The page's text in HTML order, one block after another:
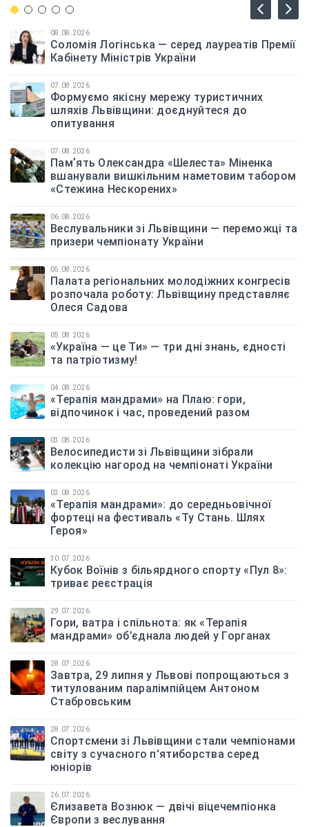
08.08.2026
Соломія Логінська — серед лауреатів Премії
Кабінету Міністрів України
07.08.2026
Формуємо якісну мережу туристичних
шляхів Львівщини: доєднуйтеся до
опитування
07.08.2026
Памʼять Олександра «Шелеста» Міненка
вшанували вишкільним наметовим табором
«Стежина Нескорених»
06.08.2026
Веслувальники зі Львівщини — переможці та
призери чемпіонату України
05.08.2026
Палата регіональних молодіжних конгресів
розпочала роботу: Львівщину представляє
Олеся Садова
05.08.2026
«Україна — це Ти» — три дні знань, єдності
та патріотизму!
04.08.2026
«Терапія мандрами» на Плаю: гори,
відпочинок і час, проведений разом
03.08.2026
Велосипедисти зі Львівщини зібрали
колекцію нагород на чемпіонаті України
03.08.2026
«Терапія мандрами»: до середньовічної
фортеці на фестиваль «Ту Стань. Шлях
Героя»
30.07.2026
Кубок Воїнів з більярдного спорту «Пул 8»:
триває реєстрація
29.07.2026
Гори, ватра і спільнота: як «Терапія
мандрами» об’єднала людей у Горганах
28.07.2026
Завтра, 29 липня у Львові попрощаються з
титулованим паралімпійцем Антоном
Стабровським
28.07.2026
Спортсмени зі Львівщини стали чемпіонами
світу з сучасного п'ятиборства серед
юніорів
26.07.2026
Єлизавета Вознюк — двічі віцечемпіонка
Європи з веслування